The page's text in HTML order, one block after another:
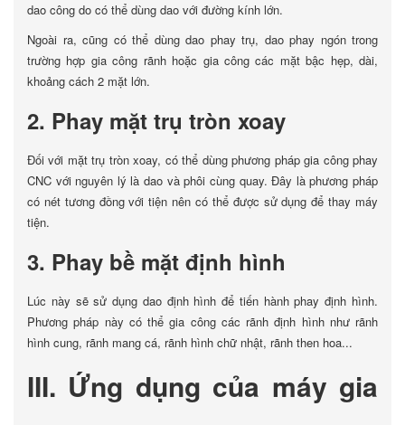
dao công do có thể dùng dao với đường kính lớn.
Ngoài ra, cũng có thể dùng dao phay trụ, dao phay ngón trong
trường hợp gia công rãnh hoặc gia công các mặt bậc hẹp, dài,
khoảng cách 2 mặt lớn.
2. Phay mặt trụ tròn xoay
Đối với mặt trụ tròn xoay, có thể dùng phương pháp gia công phay
CNC với nguyên lý là dao và phôi cùng quay. Đây là phương pháp
có nét tương đồng với tiện nên có thể được sử dụng để thay máy
tiện.
3. Phay bề mặt định hình
Lúc này sẽ sử dụng dao định hình để tiến hành phay định hình.
Phương pháp này có thể gia công các rãnh định hình như rãnh
hình cung, rãnh mang cá, rãnh hình chữ nhật, rãnh then hoa...
III. Ứng dụng của máy gia